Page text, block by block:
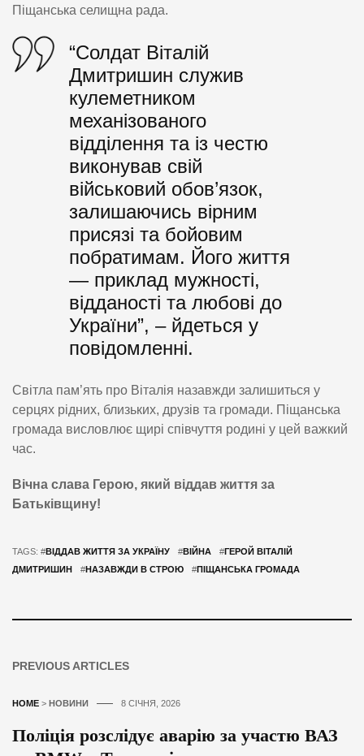
Піщанська селищна рада.
“Солдат Віталій
Дмитришин служив
кулеметником
механізованого
відділення та із честю
виконував свій
військовий обов’язок,
залишаючись вірним
присязі та бойовим
побратимам. Його життя
— приклад мужності,
відданості та любові до
України”, – йдеться у
повідомленні.
Світла пам’ять про Віталія назавжди залишиться у
серцях рідних, близьких, друзів та громади. Піщанська
громада висловлює щирі співчуття родині у цей важкий
час.
Вічна слава Герою, який віддав життя за
Батьківщину!
TAGS: #ВІДДАВ ЖИТТЯ ЗА УКРАЇНУ #ВІЙНА #ГЕРОЙ ВІТАЛІЙ
ДМИТРИШИН
#НАЗАВЖДИ В СТРОЮ #ПІЩАНСЬКА ГРОМАДА
PREVIOUS ARTICLES
HOME > НОВИНИ 8 СІЧНЯ, 2026
Поліція розслідує аварію за участю ВАЗ